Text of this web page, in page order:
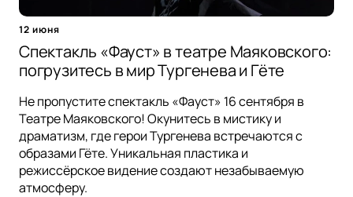
12 июня
Спектакль «Фауст» в театре Маяковского:
погрузитесь в мир Тургенева и Гёте
Не пропустите спектакль «Фауст» 16 сентября в
Театре Маяковского! Окунитесь в мистику и
драматизм, где герои Тургенева встречаются с
образами Гёте. Уникальная пластика и
режиссёрское видение создают незабываемую
атмосферу.